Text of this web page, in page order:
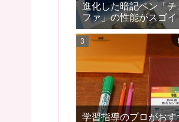
進化した暗記ペン「
ファ」の性能がスゴイ
学習指導のプロがお